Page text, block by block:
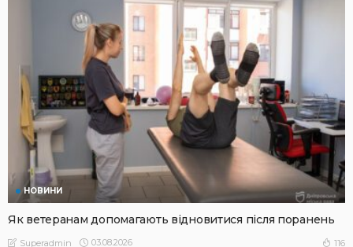
НОВИНИ
Як ветеранам допомагають відновитися після поранень
Superadmin 03.08.2026 116